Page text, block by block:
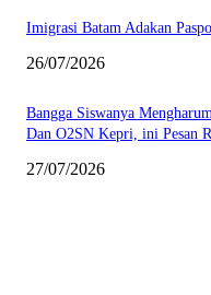
Imigrasi Batam Adakan
26/07/2026
Bangga Siswanya
Dan O2SN Kepri, ini Pesan
27/07/2026